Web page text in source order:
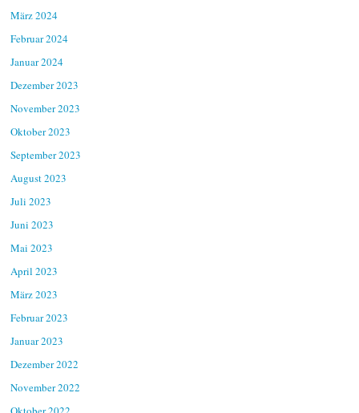
März 2024
Februar 2024
Januar 2024
Dezember 2023
November 2023
Oktober 2023
September 2023
August 2023
Juli 2023
Juni 2023
Mai 2023
April 2023
März 2023
Februar 2023
Januar 2023
Dezember 2022
November 2022